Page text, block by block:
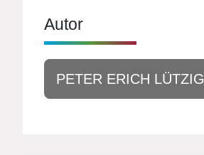
Autor
PETER ERICH LÜTZIG